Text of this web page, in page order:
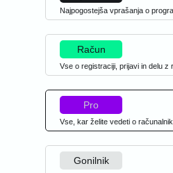
Najpogostejša vprašanja o
Račun
Vse o registraciji, prijavi in delu z
Pro
Vse, kar želite vedeti o
Gonilnik